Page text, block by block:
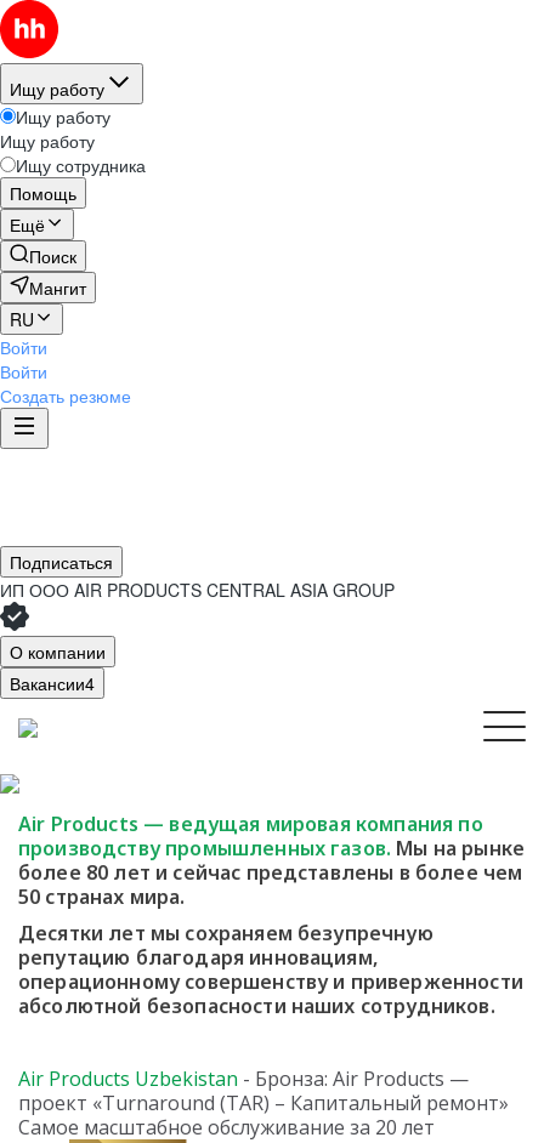
Ищу работу
Ищу работу
Ищу работу
Ищу сотрудника
Помощь
Ещё
Поиск
Мангит
RU
Войти
Войти
Создать резюме
Подписаться
ИП ООО AIR PRODUCTS CENTRAL ASIA GROUP
О компании
Вакансии4
Air Products — ведущая мировая компания по
производству промышленных газов. Мы на рынке
более 80 лет и сейчас представлены в более чем
50 странах мира.
Десятки лет мы сохраняем безупречную
репутацию благодаря инновациям,
операционному совершенству и приверженности
абсолютной безопасности наших сотрудников.
Air Products Uzbekistan - Бронза: Air Products —
проект «Turnaround (TAR) – Капитальный ремонт»
Самое масштабное обслуживание за 20 лет